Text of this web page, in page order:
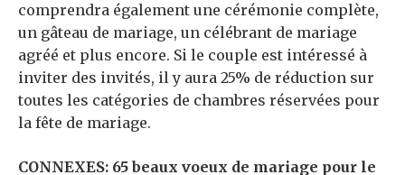
comprendra également une cérémonie complète,
un gâteau de mariage, un célébrant de mariage
agréé et plus encore. Si le couple est intéressé à
inviter des invités, il y aura 25% de réduction sur
toutes les catégories de chambres réservées pour
la fête de mariage.
CONNEXES: 65 beaux voeux de mariage pour le